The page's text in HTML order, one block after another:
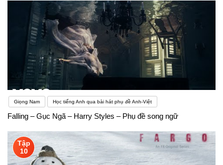
Giọng Nam Học tiếng Anh qua bài hát phụ đề Anh-Việt
Falling – Gục Ngã – Harry Styles – Phụ đề song ngữ
Tập
10